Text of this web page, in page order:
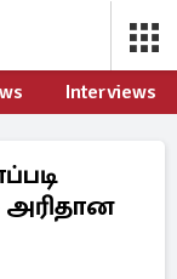
Interviews
அரிதான